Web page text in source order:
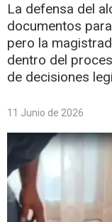
La defensa del
documentos
pero la
dentro del
de decisiones
11 Junio de 2026